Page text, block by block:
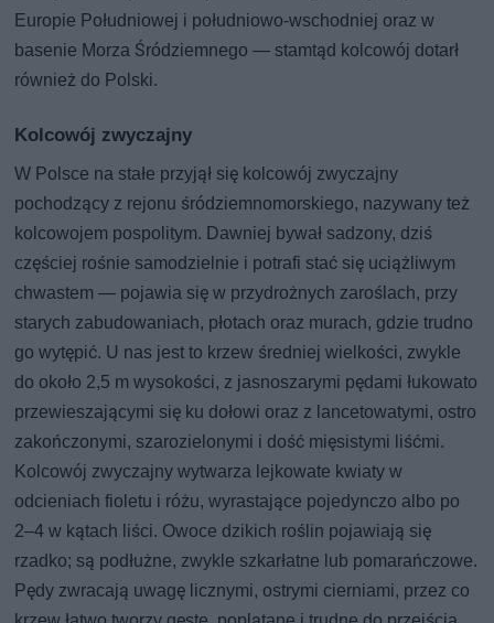
Europie Południowej i południowo-wschodniej oraz w
basenie Morza Śródziemnego — stamtąd kolcowój dotarł
również do Polski.
Kolcowój zwyczajny
W Polsce na stałe przyjął się kolcowój zwyczajny
pochodzący z rejonu śródziemnomorskiego, nazywany też
kolcowojem pospolitym. Dawniej bywał sadzony, dziś
częściej rośnie samodzielnie i potrafi stać się uciążliwym
chwastem — pojawia się w przydrożnych zaroślach, przy
starych zabudowaniach, płotach oraz murach, gdzie trudno
go wytępić. U nas jest to krzew średniej wielkości, zwykle
do około 2,5 m wysokości, z jasnoszarymi pędami łukowato
przewieszającymi się ku dołowi oraz z lancetowatymi, ostro
zakończonymi, szarozielonymi i dość mięsistymi liśćmi.
Kolcowój zwyczajny wytwarza lejkowate kwiaty w
odcieniach fioletu i różu, wyrastające pojedynczo albo po
2–4 w kątach liści. Owoce dzikich roślin pojawiają się
rzadko; są podłużne, zwykle szkarłatne lub pomarańczowe.
Pędy zwracają uwagę licznymi, ostrymi cierniami, przez co